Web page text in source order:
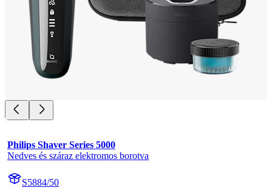
Philips Shaver Series 5000
Nedves és száraz elektromos borotva
S5884/50